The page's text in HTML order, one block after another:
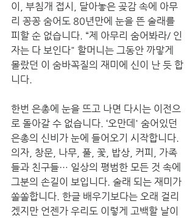
이, 부침개 접시, 달아놓은 곶감 속에 아무
리 꽁꽁 숨어도 80년만에 눈을 뜬 술래를
피할 순 없습니다. “제 아무리 숨어봐라/ 인
자는 다 보인다" 할머니는 그동안 까맣게
몰랐던 이 숨바꼭질의 재미에 신이 난 듯 합
니다.
한번 은총에 눈을 뜨고 나면 다시는 이전으
로 돌아갈 수 없습니다. ‘오만데' 숨어있던
은총의 신비가 눈에 들어오기 시작합니다.
의자, 창문, 나무, 풀, 꽃, 밥상, 커피, 가족
들과 친구들… 일상의 평범한 모든 것 속에
그분의 손길이 보입니다. 술래 되는 재미가
쏠쏠합니다. 한글 배우기보다는 오래 걸리
겠지만 언젠가 우리도 이렇게 고백할 날이